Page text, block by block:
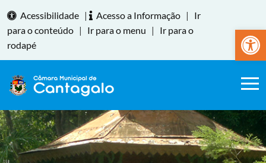
Abrir
Acessibilidade | Acesso a Informação |
Ir
para o conteúdo | Ir para o menu |
Ir para o
rodapé